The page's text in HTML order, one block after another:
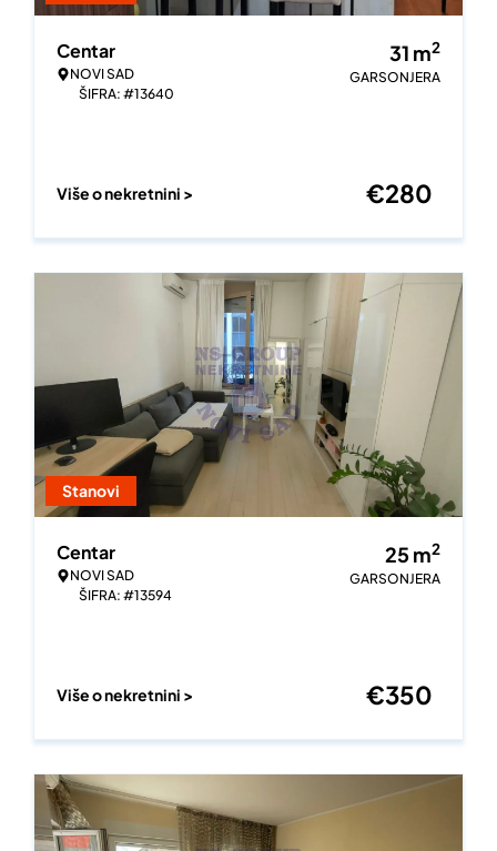
Centar
NOVI SAD
ŠIFRA: #13640
31 m2
GARSONJERA
Više o nekretnini > €280
Stanovi
Centar
NOVI SAD
ŠIFRA: #13594
25m2
GARSONJERA
Više o nekretnini > €350